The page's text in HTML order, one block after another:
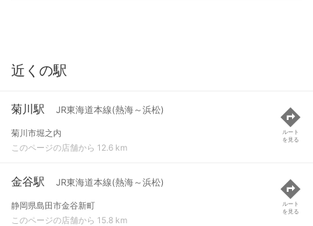
近くの駅
菊川駅 JR東海道本線(熱海～浜松)
菊川市堀之内
このページの店舗から 12.6 km
ルート
を見る
金谷駅 JR東海道本線(熱海～浜松)
静岡県島田市金谷新町
このページの店舗から 15.8 km
ルート
を見る